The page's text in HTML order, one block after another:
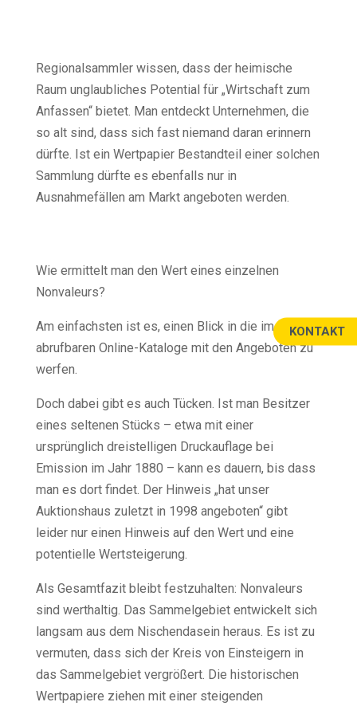
Regionalsammler wissen, dass der heimische
Raum unglaubliches Potential für „Wirtschaft zum
Anfassen“ bietet. Man entdeckt Unternehmen, die
so alt sind, dass sich fast niemand daran erinnern
dürfte. Ist ein Wertpapier Bestandteil einer solchen
Sammlung dürfte es ebenfalls nur in
Ausnahmefällen am Markt angeboten werden.
Wie ermittelt man den Wert eines einzelnen
Nonvaleurs?
Am einfachsten ist es, einen Blick in die im Internet
abrufbaren Online-Kataloge mit den Angeboten zu
werfen.
Doch dabei gibt es auch Tücken. Ist man Besitzer
eines seltenen Stücks – etwa mit einer
ursprünglich dreistelligen Druckauflage bei
Emission im Jahr 1880 – kann es dauern, bis dass
man es dort findet. Der Hinweis „hat unser
Auktionshaus zuletzt in 1998 angeboten“ gibt
leider nur einen Hinweis auf den Wert und eine
potentielle Wertsteigerung.
Als Gesamtfazit bleibt festzuhalten: Nonvaleurs
sind werthaltig. Das Sammelgebiet entwickelt sich
langsam aus dem Nischendasein heraus. Es ist zu
vermuten, dass sich der Kreis von Einsteigern in
das Sammelgebiet vergrößert. Die historischen
Wertpapiere ziehen mit einer steigenden
KONTAKT